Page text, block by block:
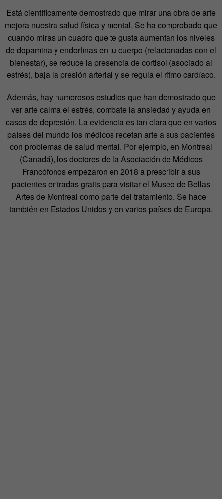
Está científicamente demostrado que mirar una obra de arte
mejora nuestra salud física y mental. Se ha comprobado que
cuando miras un cuadro que te gusta aumentan los niveles
de dopamina y endorfinas en tu cuerpo (relacionadas con el
bienestar), se reduce la presencia de cortisol (asociado al
estrés), baja la presión arterial y se regula el ritmo cardíaco.
Además, hay numerosos estudios que han demostrado que
ver arte calma el estrés, combate la ansiedad y ayuda en
casos de depresión. La evidencia es tan clara que en varios
países del mundo los médicos recetan arte a sus pacientes
con problemas de salud mental. Por ejemplo, en Montreal
(Canadá), los doctores de la Asociación de Médi­cos
Francófonos empezaron en 2018 a prescri­bir a sus
pacientes entradas gratis para visitar el Museo de Bellas
Artes de Montreal como parte del tratamiento. Se hace
también en Estados Unidos y en varios países de Europa.